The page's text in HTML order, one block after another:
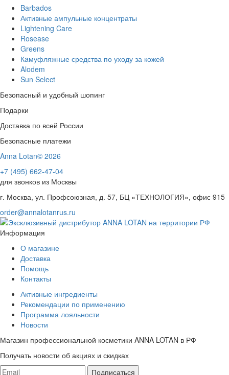
Barbados
Активные ампульные концентраты
Lightening Care
Rosease
Greens
Кaмуфляжные средства по уходу за кожей
Alodem
Sun Select
Безопасный и удобный шопинг
Подарки
Доставка по всей России
Безопасные платежи
Anna Lotan© 2026
+7 (495) 662-47-04
для звонков из Москвы
г. Москва, ул. Профсоюзная, д. 57, БЦ «ТЕХНОЛОГИЯ», офис 915
order@annalotanrus.ru
Информация
О магазине
Доставка
Помощь
Контакты
Активные ингредиенты
Рекомендации по применению
Программа лояльности
Новости
Магазин профессиональной косметики ANNA LOTAN в РФ
Получать новости об акциях и скидках
Подписаться